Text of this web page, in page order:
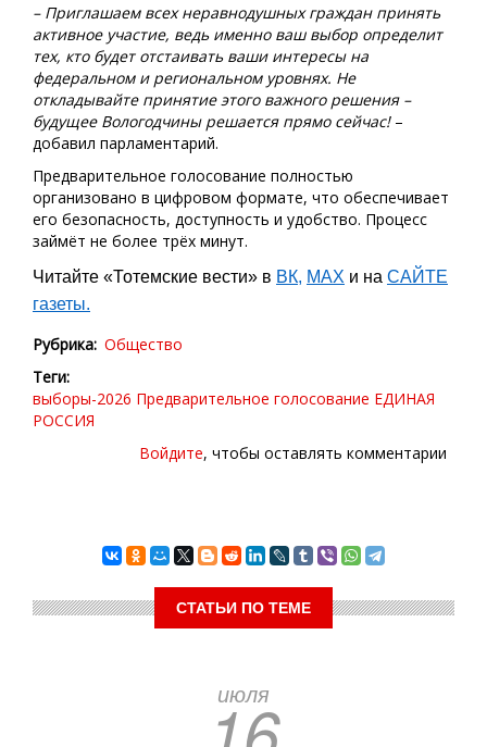
– Приглашаем всех неравнодушных граждан принять
активное участие, ведь именно ваш выбор определит
тех, кто будет отстаивать ваши интересы на
федеральном и региональном уровнях. Не
откладывайте принятие этого важного решения –
будущее Вологодчины решается прямо сейчас! –
добавил парламентарий.
Предварительное голосование полностью
организовано в цифровом формате, что обеспечивает
его безопасность, доступность и удобство. Процесс
займёт не более трёх минут.
Читайте «Тотемские вести» в ВК, МАХ и на САЙТЕ
газеты.
Рубрика Общество
Теги
выборы-2026 Предварительное голосование ЕДИНАЯ
РОССИЯ
Войдите, чтобы оставлять комментарии
СТАТЬИ ПО ТЕМЕ
июля